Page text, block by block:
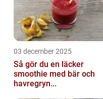
03 december 2025
Så gör du en läcker
smoothie med bär och
havregryn...